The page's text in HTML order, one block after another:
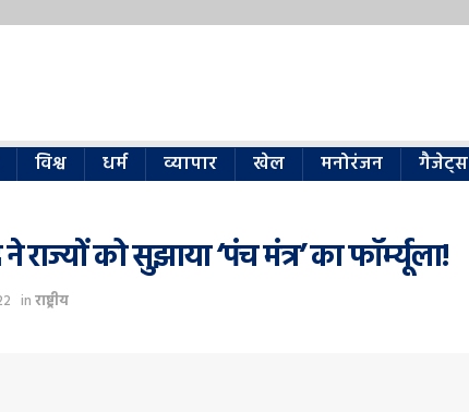
विश्व धर्म व्यापार खेल मनोरंजन गैजेट्स
राज्यों को सुझाया ‘पंच मंत्र’ का फॉर्म्यूला!
inराष्ट्रीय